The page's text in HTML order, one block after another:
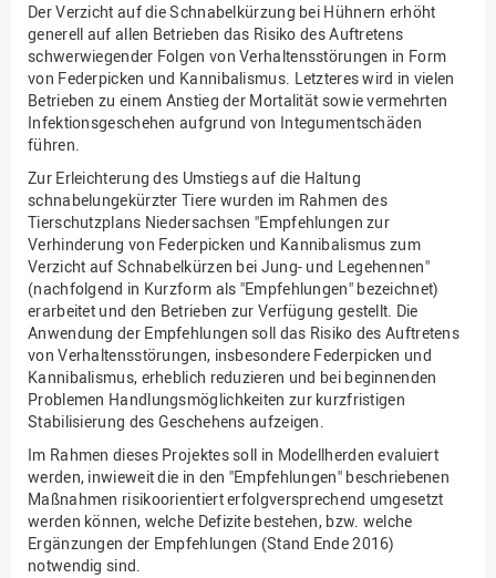
Der Verzicht auf die Schnabelkürzung bei Hühnern erhöht
generell auf allen Betrieben das Risiko des Auftretens
schwerwiegender Folgen von Verhaltensstörungen in Form
von Federpicken und Kannibalismus. Letzteres wird in vielen
Betrieben zu einem Anstieg der Mortalität sowie vermehrten
Infektionsgeschehen aufgrund von Integumentschäden
führen.
Zur Erleichterung des Umstiegs auf die Haltung
schnabelungekürzter Tiere wurden im Rahmen des
Tierschutzplans Niedersachsen "Empfehlungen zur
Verhinderung von Federpicken und Kannibalismus zum
Verzicht auf Schnabelkürzen bei Jung- und Legehennen"
(nachfolgend in Kurzform als "Empfehlungen" bezeichnet)
erarbeitet und den Betrieben zur Verfügung gestellt. Die
Anwendung der Empfehlungen soll das Risiko des Auftretens
von Verhaltensstörungen, insbesondere Federpicken und
Kannibalismus, erheblich reduzieren und bei beginnenden
Problemen Handlungsmöglichkeiten zur kurzfristigen
Stabilisierung des Geschehens aufzeigen.
Im Rahmen dieses Projektes soll in Modellherden evaluiert
werden, inwieweit die in den "Empfehlungen" beschriebenen
Maßnahmen risikoorientiert erfolgversprechend umgesetzt
werden können, welche Defizite bestehen, bzw. welche
Ergänzungen der Empfehlungen (Stand Ende 2016)
notwendig sind.